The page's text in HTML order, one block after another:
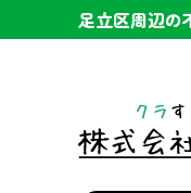
足立区周辺の